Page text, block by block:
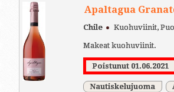
Apaltagua
Chile Kuohuviinit,
Makeat kuohuviinit.
Poistunut 01.06.2021
Nautiskelujuoma